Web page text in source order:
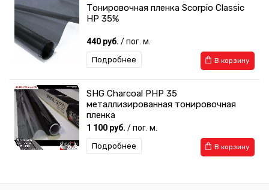
Тонировочная пленка Scorpio Classic
HP 35%
440 руб. / пог. м.
В корзину
Подробнее
SHG Charcoal PHP 35
металлизированная тонировочная
пленка
1 100 руб. / пог. м.
В корзину
Подробнее